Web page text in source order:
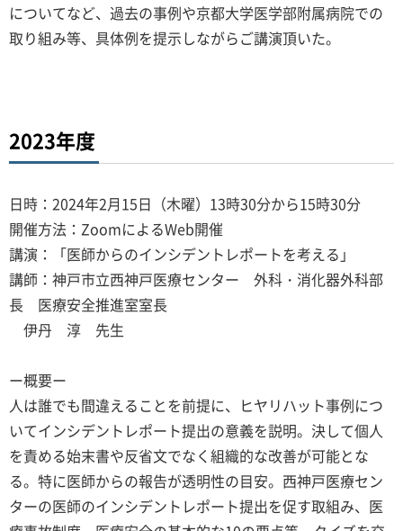
についてなど、過去の事例や京都大学医学部附属病院での
取り組み等、具体例を提示しながらご講演頂いた。
2023年度
日時：2024年2月15日（木曜）13時30分から15時30分
開催方法：ZoomによるWeb開催
講演：「医師からのインシデントレポートを考える」
講師：神戸市立西神戸医療センター 外科・消化器外科部
長 医療安全推進室室長
伊丹 淳 先生
ー概要ー
人は誰でも間違えることを前提に、ヒヤリハット事例につ
いてインシデントレポート提出の意義を説明。決して個人
を責める始末書や反省文でなく組織的な改善が可能とな
る。特に医師からの報告が透明性の目安。西神戸医療セン
ターの医師のインシデントレポート提出を促す取組み、医